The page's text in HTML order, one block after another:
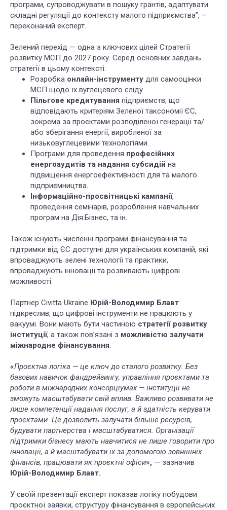
програми, супроводжувати в пошуку грантів, адаптувати
складні регуляції до контексту малого підприємства”, –
переконаний експерт.
Зелений перехід — одна з ключових цілей Стратегії
розвитку МСП до 2027 року. Серед основних завдань
стратегії в цьому контексті:
Розробка онлайн-інструменту для самооцінки
МСП щодо їх вуглецевого сліду.
Пільгове кредитування підприємств, що
відповідають критеріям Зеленої таксономії ЄС,
зокрема за проєктами розподіленої генерації та/
або зберігання енергії, виробленої за
низьковуглецевими технологіями.
Програми для проведення професійних
енергоаудитів та надання субсидій на
підвищення енергоефективності для та малого
підприємництва.
Інформаційно-просвітницькі кампанії,
проведення семінарів, розроблення навчальних
програм на Дія.Бізнес, та ін.
Також існують численні програми фінансування та
підтримки від ЄС доступні для українських компаній, які
впроваджують зелені технології та практики,
впроваджують інновації та розвивають цифрові
можливості.
Партнер Civitta Ukraine Юрій-Володимир Блавт
підкреслив, що цифрові інструменти не працюють у
вакуумі. Вони мають бути частиною стратегії розвитку
інституції, а також пов’язані з можливістю залучати
міжнародне фінансування.
«Проєктна логіка — це ключ до сталого розвитку. Без
базових навичок фандрейзингу, управління проєктами та
роботи в міжнародних консорціумах — інституції не
зможуть масштабувати свій вплив. Важливо розвивати не
лише компетенції надання послуг, а й здатність керувати
проєктами. Це дозволить залучати більше ресурсів,
будувати партнерства і масштабуватися. Організації
підтримки бізнесу мають навчитися не лише говорити про
інновації, а й масштабувати їх за допомогою зовнішніх
фінансів, працювати як проєктні офіси», — зазначив
Юрій-Володимир Блавт.
У своїй презентації експерт показав логіку побудови
проєктної заявки, структуру фінансування в європейських